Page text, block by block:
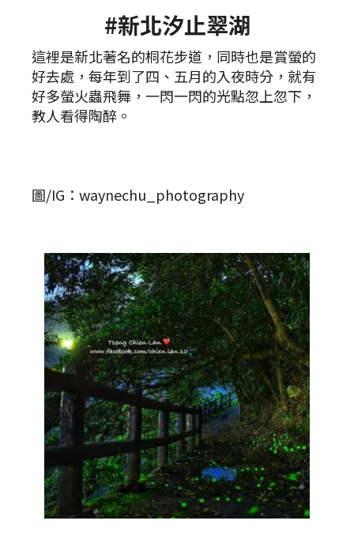
#新北汐止翠湖
這裡是新北著名的桐花步道，同時也是賞螢的
好去處，每年到了四、五月的入夜時分，就有
好多螢火蟲飛舞，一閃一閃的光點忽上忽下，
教人看得陶醉。
圖/IG：waynechu_photography